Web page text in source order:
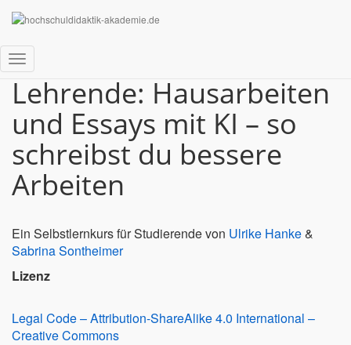
Navigation
umschalten
Selbstlernkurs für
Studierende und
Lehrende: Hausarbeiten
und Essays mit KI – so
schreibst du bessere
Arbeiten
Ein Selbstlernkurs für Studierende von Ulrike Hanke&
Sabrina Sontheimer
Lizenz
Legal Code – Attribution-ShareAlike 4.0 International –
Creative Commons